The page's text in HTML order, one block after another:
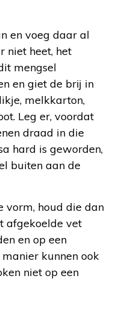
en voeg daar al
niet heet, het
mengsel
en giet de brij in
melkkarton,
Leg er, voordat
draad in die
hard is geworden,
buiten aan de
vorm, houd die dan
afgekoelde vet
en op een
kunnen ook
niet op een